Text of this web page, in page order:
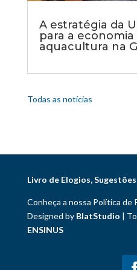
A estratégia da
para a economia
aquacultura na
Todas as notícias
Livro de Elogios,
Conheça a nossa Política de
Designed by BlatStudio |
ENSINUS